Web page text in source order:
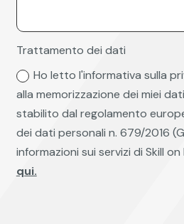
Trattamento dei dati
Ho letto l'informativa sulla
alla memorizzazione dei miei
stabilito dal regolamento
dei dati personali n. 679/2016
informazioni sui servizi di Skill on
qui.